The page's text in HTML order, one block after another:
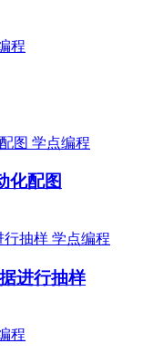
程
学点编程
化配图
学点编程
进行抽样
程